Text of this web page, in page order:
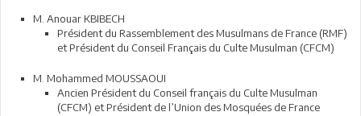
M. Anouar KBIBECH
Président du Rassemblement des Musulmans de France (RMF)
et Président du Conseil Français du Culte Musulman (CFCM)
M. Mohammed MOUSSAOUI
Ancien Président du Conseil français du Culte Musulman
(CFCM) et Président de l’Union des Mosquées de France